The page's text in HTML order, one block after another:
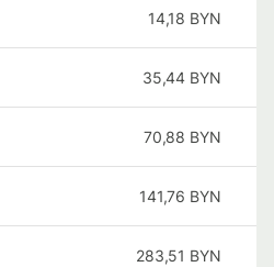
14,18 BYN
35,44 BYN
70,88 BYN
141,76 BYN
283,51 BYN